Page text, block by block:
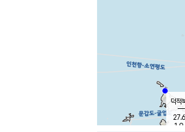
덕적
27.6
1.9